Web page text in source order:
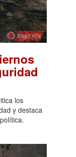
los
y destaca